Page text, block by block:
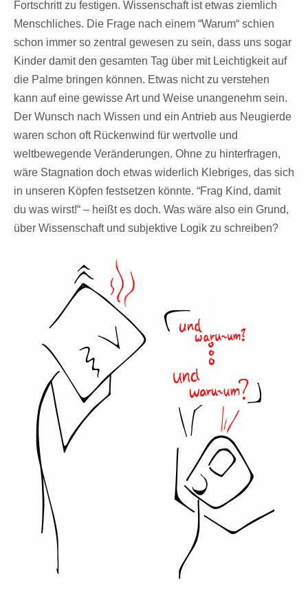
Fortschritt zu festigen. Wissenschaft ist etwas ziemlich
Menschliches. Die Frage nach einem “Warum“ schien
schon immer so zentral gewesen zu sein, dass uns sogar
Kinder damit den gesamten Tag über mit Leichtigkeit auf
die Palme bringen können. Etwas nicht zu verstehen
kann auf eine gewisse Art und Weise unangenehm sein.
Der Wunsch nach Wissen und ein Antrieb aus Neugierde
waren schon oft Rückenwind für wertvolle und
weltbewegende Veränderungen. Ohne zu hinterfragen,
wäre Stagnation doch etwas widerlich Klebriges, das sich
in unseren Köpfen festsetzen könnte. “Frag Kind, damit
du was wirst!“ – heißt es doch. Was wäre also ein Grund,
über Wissenschaft und subjektive Logik zu schreiben?